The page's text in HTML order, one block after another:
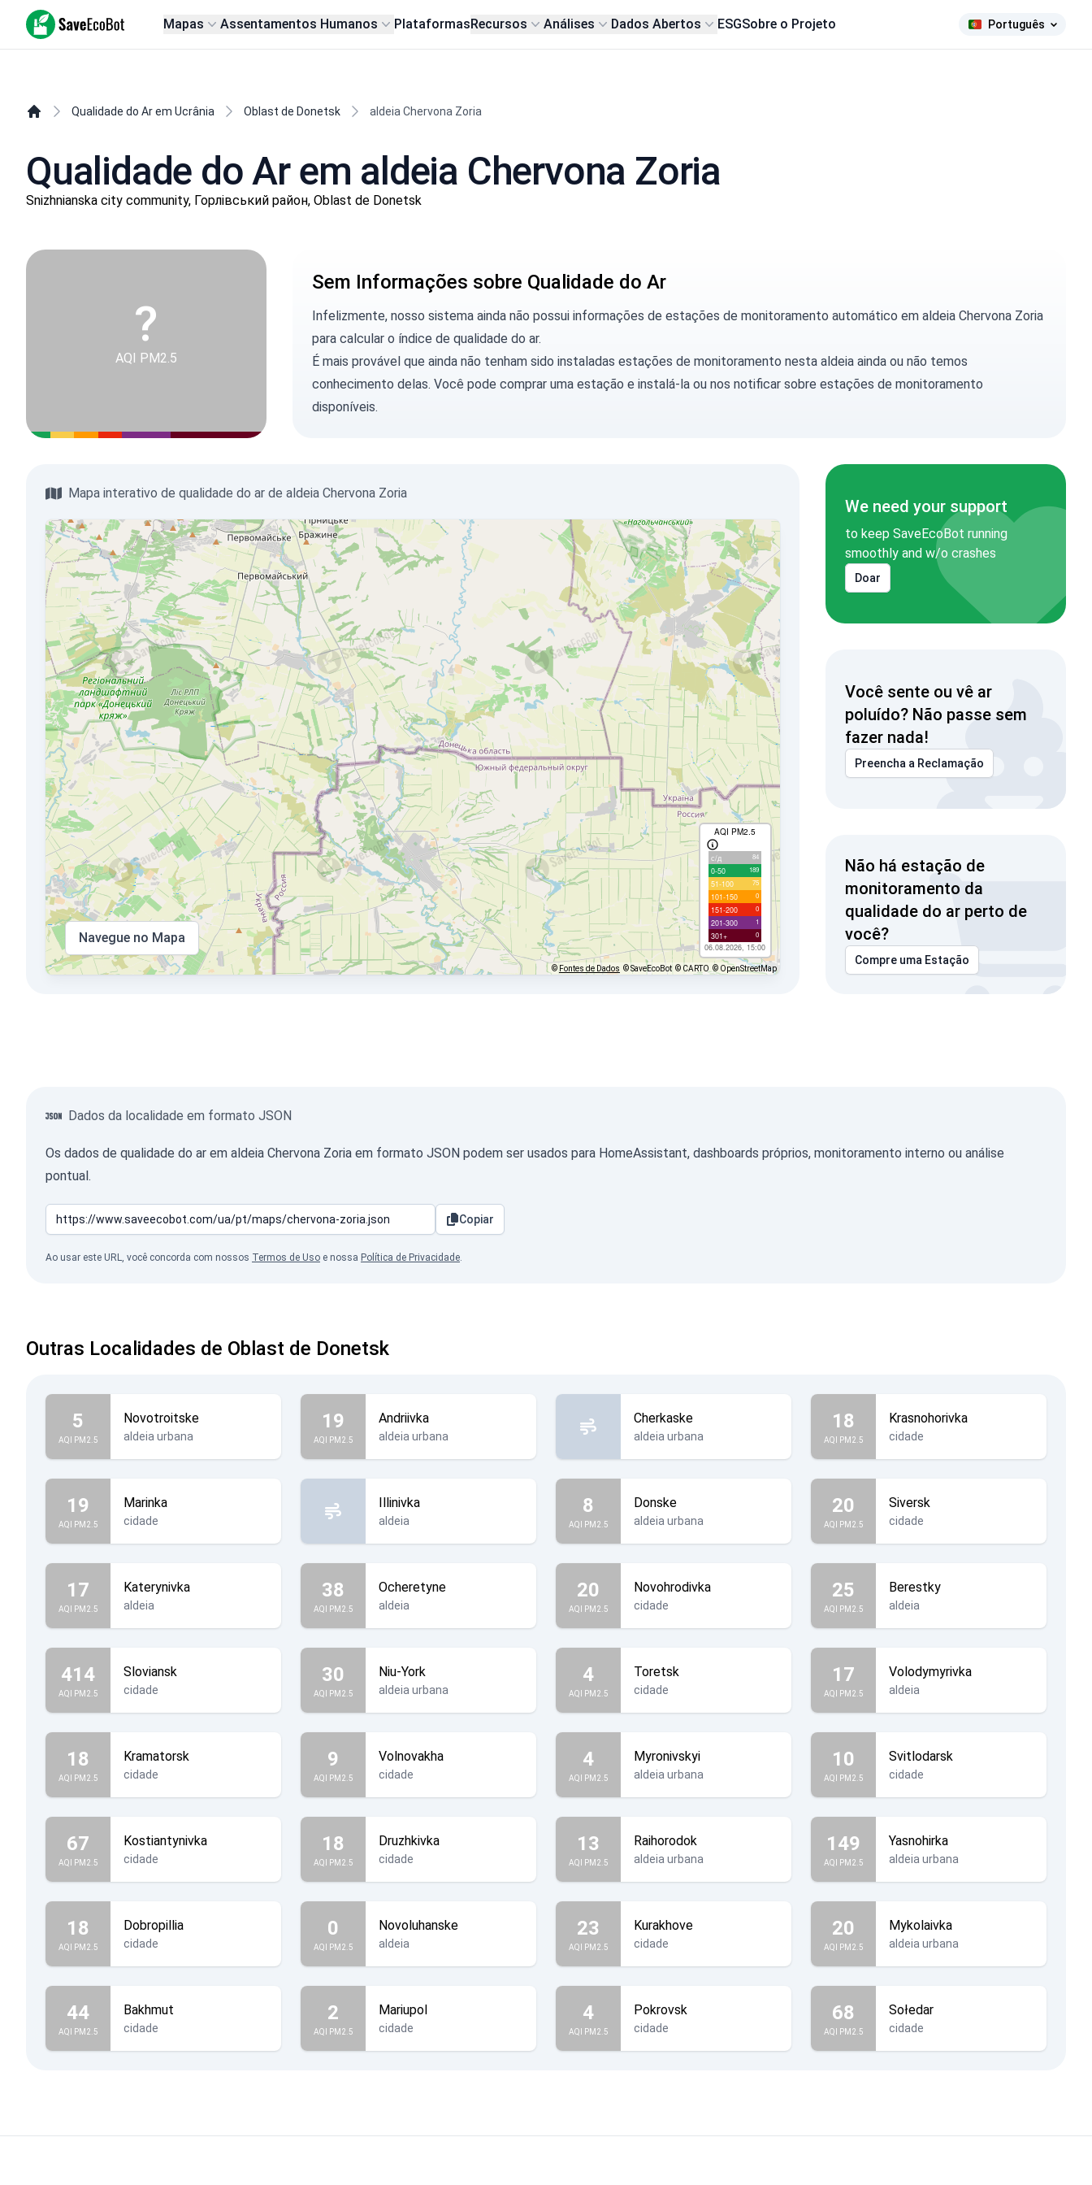
SaveEcoBot Mapas Assentamentos Humanos PlataformasRecursos Análises Dados Abertos ESGSobre o Projeto Português
Qualidade do Ar em Ucrânia Oblast de Donetsk aldeia Chervona Zoria
Qualidade do Ar em aldeia Chervona Zoria
Snizhnianska city community, Горлівський район, Oblast de Donetsk
?
AQI PM2.5
Sem Informações sobre Qualidade do Ar
Infelizmente, nosso sistema ainda não possui informações de estações de monitoramento automático em aldeia Chervona Zoria
para calcular o índice de qualidade do ar.
É mais provável que ainda não tenham sido instaladas estações de monitoramento nesta aldeia ainda ou não temos
conhecimento delas. Você pode comprar uma estação e instalá-la ou nos notificarsobre estações de monitoramento
disponíveis.
Mapa interativo de qualidade do ar de aldeia Chervona Zoria
AQI PM2.5
с/д 84
0-50 189
51-100 75
101-150 0
151-200 0
201-300 1
301+ 0
06.08.2026, 15:00
Navegue no Mapa
© Fontes de Dados © SaveEcoBot © CARTO © OpenStreetMap
We need your support
to keep SaveEcoBot running
smoothly and w/o crashes
Doar
Você sente ou vê ar
poluído? Não passe sem
fazer nada!
Preencha a Reclamação
Não há estação de
monitoramento da
qualidade do ar perto de
você?
Compre uma Estação
Dados da localidade em formato JSON
Os dados de qualidade do ar em aldeia Chervona Zoria em formato JSON podem ser usados para HomeAssistant, dashboards próprios, monitoramento interno ou análise
pontual.
Copiar
Ao usar este URL, você concorda com nossos Termos de Uso e nossa Política de Privacidade.
Outras Localidades de Oblast de Donetsk
5
AQI PM2.5
Novotroitske
aldeia urbana
19
AQI PM2.5
Andriivka
aldeia urbana
Cherkaske
aldeia urbana
18
AQI PM2.5
Krasnohorivka
cidade
19
AQI PM2.5
Marinka
cidade
Illinivka
aldeia
8
AQI PM2.5
Donske
aldeia urbana
20
AQI PM2.5
Siversk
cidade
17
AQI PM2.5
Katerynivka
aldeia
38
AQI PM2.5
Ocheretyne
aldeia
20
AQI PM2.5
Novohrodivka
cidade
25
AQI PM2.5
Berestky
aldeia
414
AQI PM2.5
Sloviansk
cidade
30
AQI PM2.5
Niu-York
aldeia urbana
4
AQI PM2.5
Toretsk
cidade
17
AQI PM2.5
Volodymyrivka
aldeia
18
AQI PM2.5
Kramatorsk
cidade
9
AQI PM2.5
Volnovakha
cidade
4
AQI PM2.5
Myronivskyi
aldeia urbana
10
AQI PM2.5
Svitlodarsk
cidade
67
AQI PM2.5
Kostiantynivka
cidade
18
AQI PM2.5
Druzhkivka
cidade
13
AQI PM2.5
Raihorodok
aldeia urbana
149
AQI PM2.5
Yasnohirka
aldeia urbana
18
AQI PM2.5
Dobropillia
cidade
0
AQI PM2.5
Novoluhanske
aldeia
23
AQI PM2.5
Kurakhove
cidade
20
AQI PM2.5
Mykolaivka
aldeia urbana
44
AQI PM2.5
Bakhmut
cidade
2
AQI PM2.5
Mariupol
cidade
4
AQI PM2.5
Pokrovsk
cidade
68
AQI PM2.5
Sołedar
cidade